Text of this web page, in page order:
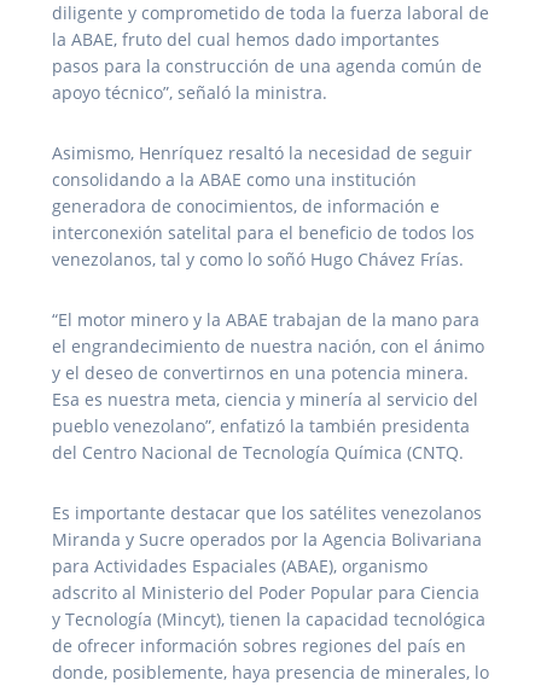
diligente y comprometido de toda la fuerza laboral de
la ABAE, fruto del cual hemos dado importantes
pasos para la construcción de una agenda común de
apoyo técnico”, señaló la ministra.
Asimismo, Henríquez resaltó la necesidad de seguir
consolidando a la ABAE como una institución
generadora de conocimientos, de información e
interconexión satelital para el beneficio de todos los
venezolanos, tal y como lo soñó Hugo Chávez Frías.
“El motor minero y la ABAE trabajan de la mano para
el engrandecimiento de nuestra nación, con el ánimo
y el deseo de convertirnos en una potencia minera.
Esa es nuestra meta, ciencia y minería al servicio del
pueblo venezolano”, enfatizó la también presidenta
del Centro Nacional de Tecnología Química (CNTQ.
Es importante destacar que los satélites venezolanos
Miranda y Sucre operados por la Agencia Bolivariana
para Actividades Espaciales (ABAE), organismo
adscrito al Ministerio del Poder Popular para Ciencia
y Tecnología (Mincyt), tienen la capacidad tecnológica
de ofrecer información sobres regiones del país en
donde, posiblemente, haya presencia de minerales, lo